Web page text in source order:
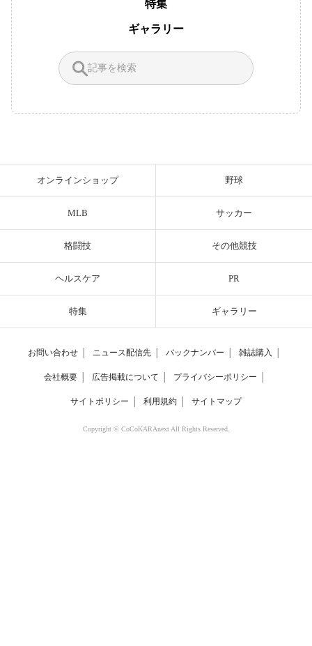
特集
ギャラリー
オンラインショップ 野球
MLB サッカー
格闘技 その他競技
ヘルスケア PR
特集 ギャラリー
お問い合わせ ニュース配信先 バックナンバー 雑誌購入
会社概要 広告掲載について プライバシーポリシー
サイトポリシー 利用規約 サイトマップ
Copyright © CoCoKARAnext All Rights Reserved.